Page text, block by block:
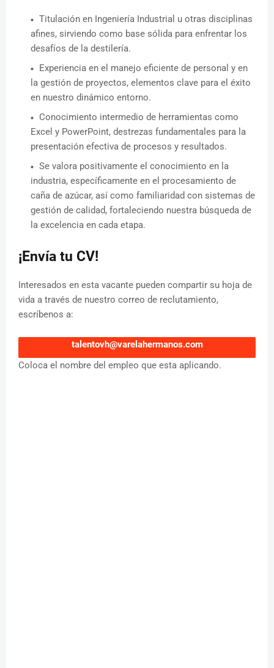
Titulación en Ingeniería Industrial u otras disciplinas
afines, sirviendo como base sólida para enfrentar los
desafíos de la destilería.
Experiencia en el manejo eficiente de personal y en
la gestión de proyectos, elementos clave para el éxito
en nuestro dinámico entorno.
Conocimiento intermedio de herramientas como
Excel y PowerPoint, destrezas fundamentales para la
presentación efectiva de procesos y resultados.
Se valora positivamente el conocimiento en la
industria, específicamente en el procesamiento de
caña de azúcar, así como familiaridad con sistemas de
gestión de calidad, fortaleciendo nuestra búsqueda de
la excelencia en cada etapa.
¡Envía tu CV!
Interesados en esta vacante pueden compartir su hoja de
vida a través de nuestro correo de reclutamiento,
escríbenos a:
talentovh@varelahermanos.com
Coloca el nombre del empleo que esta aplicando.